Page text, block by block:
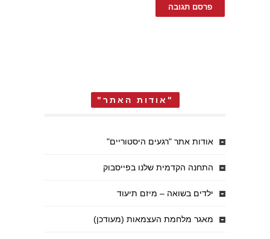
"אודות האתר"
אודות אתר "רגעים היסטוריים"
התחנה הקדמית שלנו בפייסבוק
ילדים בשואה – מיזם תיעוד
מאגר מלחמת העצמאות (מעודכן)